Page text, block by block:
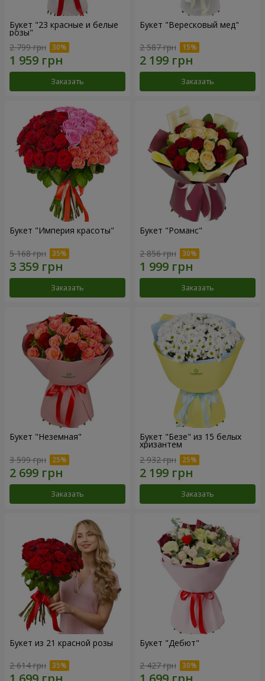
Букет "23 красные и белые
розы"
2 799 грн
Заказать
Букет "Вересковый мед"
2 587 грн
Заказать
Букет "Империя красоты"
5 168 грн
Заказать
Букет "Романс"
2 856 грн
Заказать
Букет "Неземная"
3 599 грн
Заказать
Букет "Безе" из 15 белых
хризантем
2 932 грн
Заказать
Букет из 21 красной розы
2 614 грн
Букет "Дебют"
2 427 грн